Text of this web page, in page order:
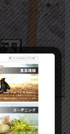
刃